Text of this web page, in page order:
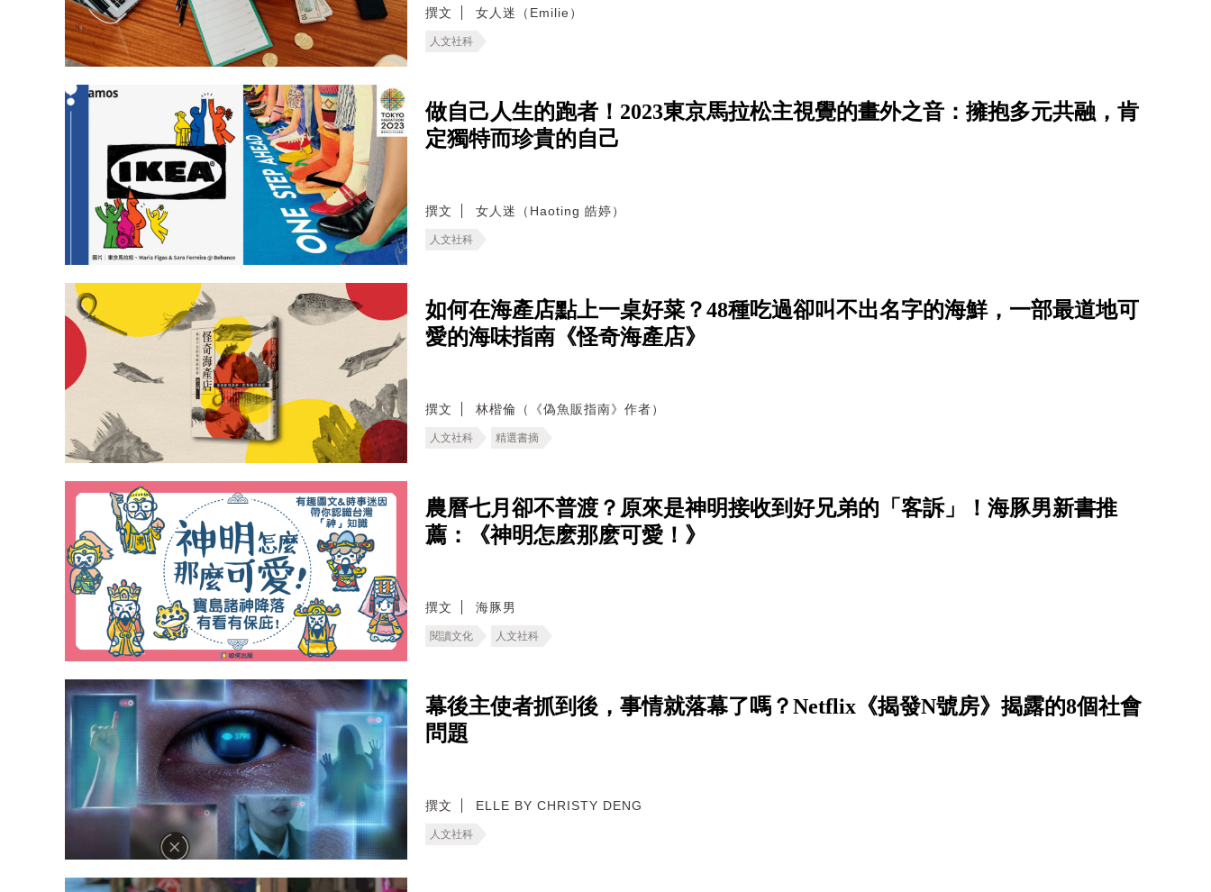
撰文 女人迷（Emilie）
人文社科
做自己人生的跑者！2023東京馬拉松主視覺的畫外之音：擁抱多元共融，肯
定獨特而珍貴的自己
撰文 女人迷（Haoting 皓婷）
人文社科
如何在海產店點上一桌好菜？48種吃過卻叫不出名字的海鮮，一部最道地可
愛的海味指南《怪奇海產店》
撰文 林楷倫（《偽魚販指南》作者）
人文社科 精選書摘
農曆七月卻不普渡？原來是神明接收到好兄弟的「客訴」！海豚男新書推
薦：《神明怎麽那麽可愛！》
撰文 海豚男
閱讀文化 人文社科
幕後主使者抓到後，事情就落幕了嗎？Netflix《揭發N號房》揭露的8個社會
問題
撰文 ELLE BY CHRISTY DENG
人文社科